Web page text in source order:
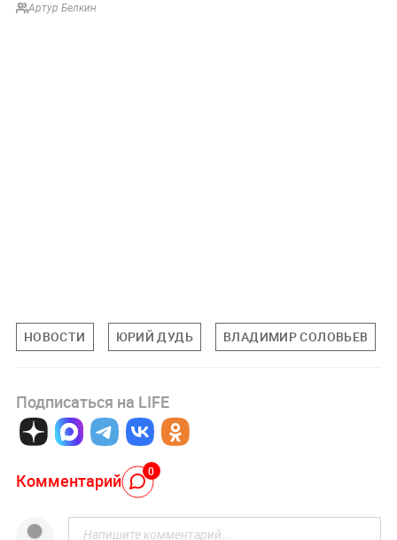
Артур Белкин
НОВОСТИ ЮРИЙ ДУДЬ ВЛАДИМИР СОЛОВЬЕВ
Подписаться на LIFE
Комментарий 0